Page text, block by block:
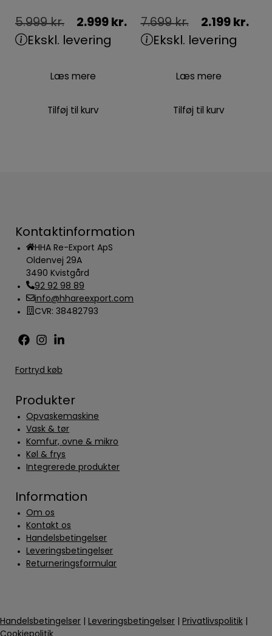
5.999kr. 2.999 kr.
Ekskl. levering
Læs mere
Tilføj til kurv
7.699kr. 2.199 kr.
Ekskl. levering
Læs mere
Tilføj til kurv
Kontaktinformation
HHA Re-Export ApS
Oldenvej 29A
3490 Kvistgård
92 92 98 89
info@hhareexport.com
CVR: 38482793
Fortryd køb
Produkter
Opvaskemaskine
Vask & tør
Komfur, ovne & mikro
Køl & frys
Integrerede produkter
Information
Om os
Kontakt os
Handelsbetingelser
Leveringsbetingelser
Returneringsformular
Handelsbetingelser Leveringsbetingelser Privatlivspolitik